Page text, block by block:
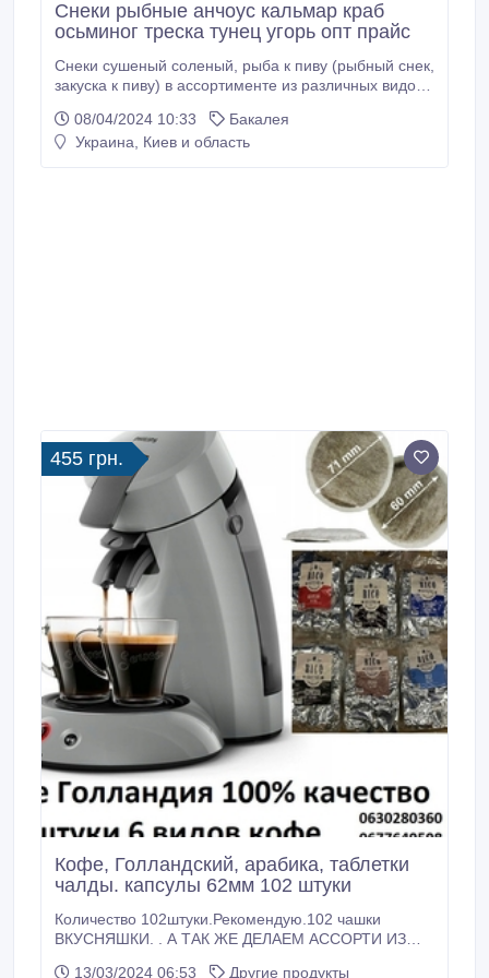
Снеки рыбные анчоус кальмар краб
осьминог треска тунец угорь опт прайс
Снеки сушеный соленый, рыба к пиву (рыбный снек,
закуска к пиву) в ассортименте из различных видов
удовлетворяющий любые вкусы. Снеки сушеный,
соленый. Опт 10кг. упаковка, розница 1кг. упаковка
08/04/2024 10:33
Бакалея
Украина, Киев и область
455 грн.
Кофе, Голландский, арабика, таблетки
чалды. капсулы 62мм 102 штуки
Количество 102штуки.Рекомендую.102 чашки
ВКУСНЯШКИ. . А ТАК ЖЕ ДЕЛАЕМ АССОРТИ ИЗ
13/03/2024 06:53
Другие продукты